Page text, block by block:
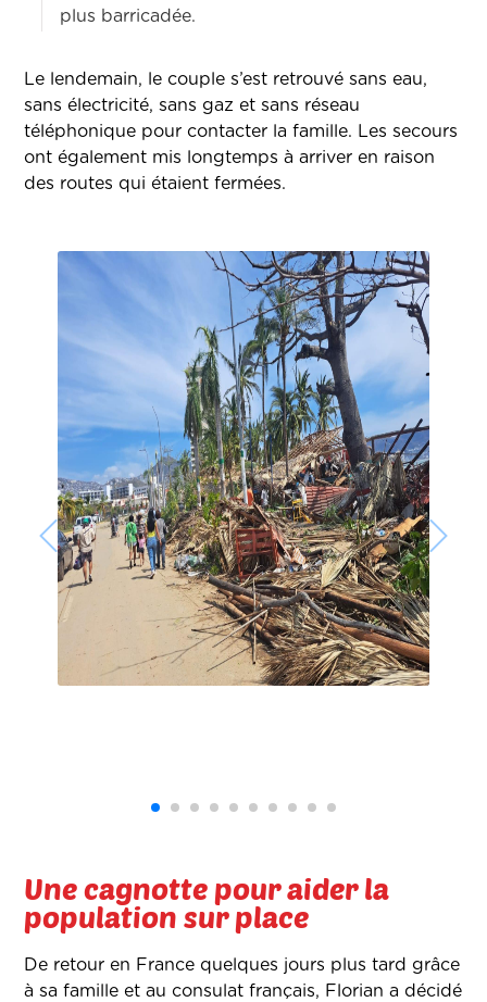
plus barricadée.
Le lendemain, le couple s’est retrouvé sans eau,
sans électricité, sans gaz et sans réseau
téléphonique pour contacter la famille. Les secours
ont également mis longtemps à arriver en raison
des routes qui étaient fermées.
Une cagnotte pour aider la
population sur place
De retour en France quelques jours plus tard grâce
à sa famille et au consulat français, Florian a décidé